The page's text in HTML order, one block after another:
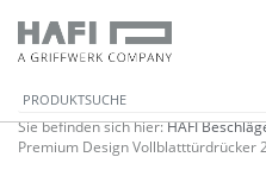
Sie befinden sich hier:HAFI
Premium Design Vollblatttürdrücker